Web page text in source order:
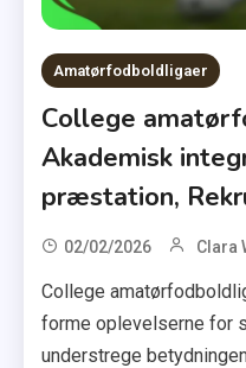
Amatørfodboldligaer
College
Akademisk
præstation,
02/02/2026 Clara
College
forme oplevelserne for
understrege